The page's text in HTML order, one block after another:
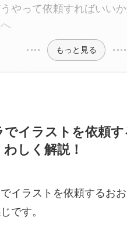
うやって依頼すればいい
もっと見る
でイラストを依頼
しく解説！
イラストを依頼するお
です。